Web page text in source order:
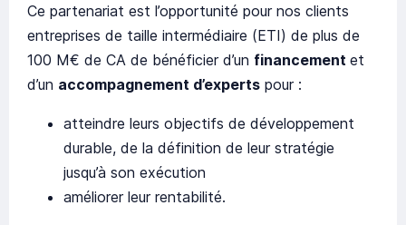
Ce partenariat est l’opportunité pour nos clients
entreprises de taille intermédiaire (ETI) de plus de
100 M€ de CA de bénéficier d’un financement et
d’un accompagnement d’experts pour :
atteindre leurs objectifs de développement
durable, de la définition de leur stratégie
jusqu’à son exécution
améliorer leur rentabilité.